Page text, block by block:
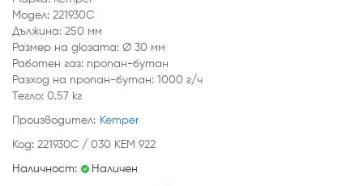
Модел: 221930C
Дължина: 250 мм
Размер на дюзата: Ø 30 мм
Работен газ: пропан-бутан
Разход на пропан-бутан: 1000 г/ч
Тегло: 0.57 кг
Производител: Kemper
Код: 221930C / 030 KEM 922
Наличност: Наличен